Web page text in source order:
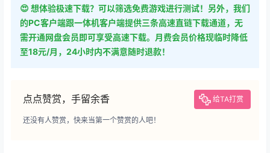
😍 想体验极速下载？可以筛选免费游戏进行测试！另外，我们
的PC客户端跟一体机客户端提供三条高速直链下载通道，无
需开通网盘会员即可享受高速下载。月费会员价格现临时降低
至18元/月，24小时内不满意随时退款！
点点赞赏，手留余香 给TA打赏
还没有人赞赏，快来当第一个赞赏的人吧！